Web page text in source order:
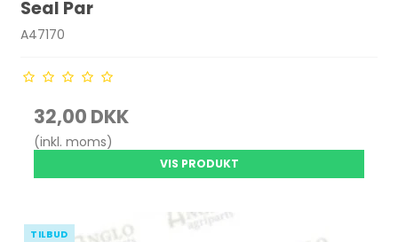
Seal Par
A47170
32,00 DKK
(inkl. moms)
VIS PRODUKT
TILBUD